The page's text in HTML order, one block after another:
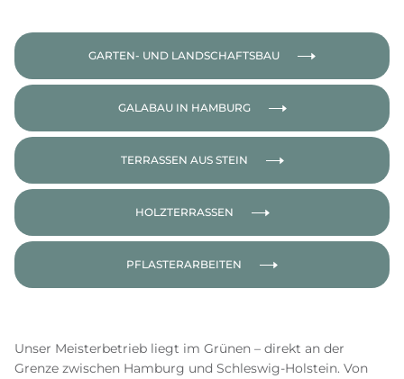
GARTEN- UND LANDSCHAFTSBAU
GALABAU IN HAMBURG
TERRASSEN AUS STEIN
HOLZTERRASSEN
PFLASTERARBEITEN
Unser Meisterbetrieb liegt im Grünen – direkt an der
Grenze zwischen Hamburg und Schleswig-Holstein. Von